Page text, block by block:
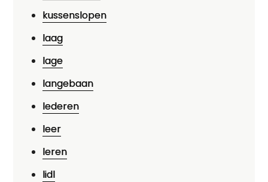
kussenslopen
laag
lage
langebaan
lederen
leer
leren
lidl